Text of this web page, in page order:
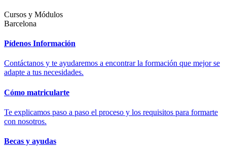
Cursos y Módulos
Barcelona
Pídenos Información
Contáctanos y te ayudaremos a encontrar la formación que mejor se
adapte a tus necesidades.
Cómo matricularte
Te explicamos paso a paso el proceso y los requisitos para formarte
con nosotros.
Becas y ayudas